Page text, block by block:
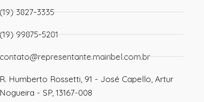
3827-3335
99875-5201
R. Humberto Rossetti, 91 - José Capello, Artur
Nogueira - SP, 13167-008